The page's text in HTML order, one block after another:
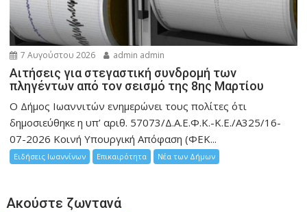
7 Αυγούστου 2026 admin admin
Αιτήσεις για στεγαστική συνδρομή των
πληγέντων από τον σεισμό της 8ης Μαρτίου
Ο Δήμος Ιωαννιτών ενημερώνει τους πολίτες ότι
δημοσιεύθηκε η υπ’ αριθ. 57073/Δ.Α.Ε.Φ.Κ.-Κ.Ε./Α325/16-
07-2026 Κοινή Υπουργική Απόφαση (ΦΕΚ...
Ειδήσεις Ιωαννίνων Επικαιρότητα Νέα των Δήμων
Ακούστε ζωντανά